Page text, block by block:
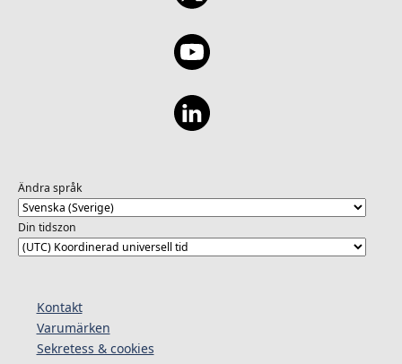
Ändra språk
Din tidszon
Kontakt
Varumärken
Sekretess & cookies